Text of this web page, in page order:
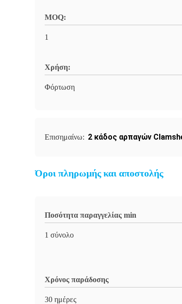
MOQ:
1
Χρήση:
Φόρτωση
Επισημαίνω: 2 κάδος αρπαγών
Όροι πληρωμής και αποστολής
Ποσότητα παραγγελίας min
1 σύνολο
Χρόνος παράδοσης
30 ημέρες